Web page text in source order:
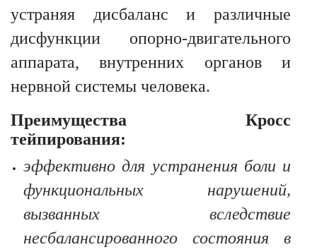
устраняя дисбаланс и различные
дисфункции опорно-двигательного
аппарата, внутренних органов и
нервной системы человека.
Преимущества Кросс
тейпирования:
эффективно для устранения боли и
функциональных нарушений,
вызванных вследствие
несбалансированного состояния в